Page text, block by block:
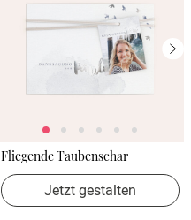
Fliegende Taubenschar
Jetzt gestalten